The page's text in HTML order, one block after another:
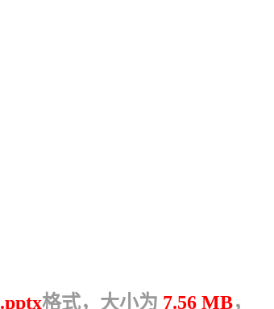
.pptx格式，大小为 7.56 MB，